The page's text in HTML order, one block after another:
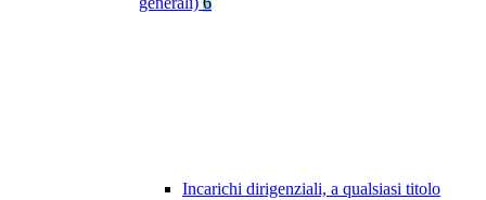
Incarichi dirigenziali, a qualsiasi titolo